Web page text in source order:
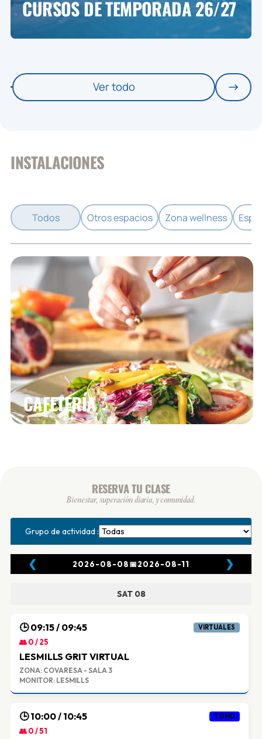
CURSOS DE TEMPORADA 26/27
Ver todo
INSTALACIONES
Todos Otros espacios Zona wellness
CAFETERÍA
RESERVA TU CLASE
Bienestar, superación diaria, y comunidad.
Grupo de actividad :
❮ 2026-08-08📅2026-08-11 ❯
SAT 08
🕒 09:15 / 09:45 VIRTUALES
👥 0 / 25
LESMILLS GRIT VIRTUAL
ZONA: COVARESA - SALA 3
MONITOR: LESMILLS
🕒 10:00 / 10:45 TONO
👥 0 / 51